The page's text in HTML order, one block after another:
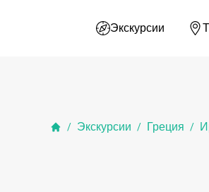
Экскурсии
/ Экскурсии / Греция /